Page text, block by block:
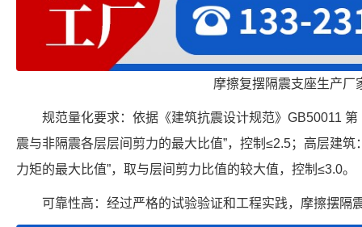
摩擦复摆隔震支座生产厂
规范量化要求：依据《建筑抗震设计规范》GB50011
震与非隔震各层层间剪力的最大比值”，控制≤2.5；高层建筑
力矩的最大比值”，取与层间剪力比值的较大值，控制≤3.0。
可靠性高：经过严格的试验验证和工程实践，摩擦摆隔